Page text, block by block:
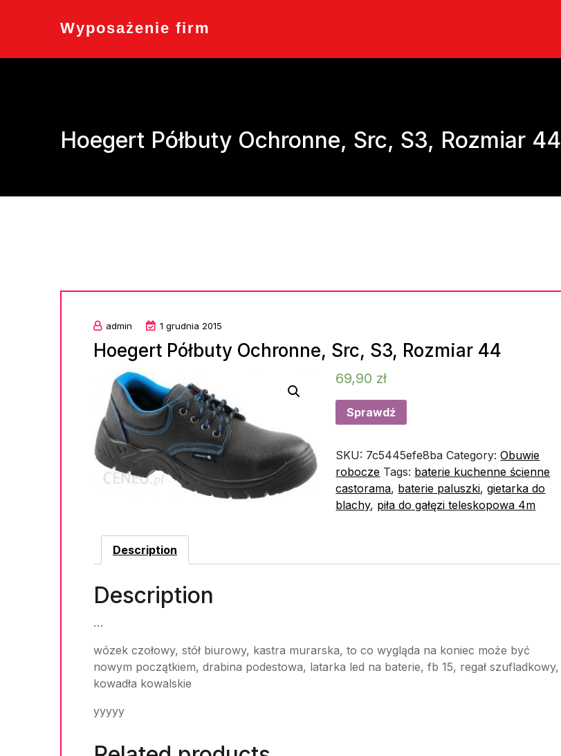
Wyposażenie firm
Hoegert Półbuty Ochronne, Src, S3, Rozmiar 44
admin 1 grudnia 2015
Hoegert Półbuty Ochronne, Src, S3, Rozmiar 44
69,90 zł
Sprawdź
SKU: 7c5445efe8ba Category:Obuwie
robocze Tags: baterie kuchenne ścienne
castorama, baterie paluszki,gietarka do
blachy, piła do gałęzi teleskopowa 4m
Description
Description
…
wózek czołowy, stół biurowy, kastra murarska, to co wygląda na koniec może być
nowym początkiem, drabina podestowa, latarka led na baterie, fb 15, regał szufladkowy,
kowadła kowalskie
yyyyy